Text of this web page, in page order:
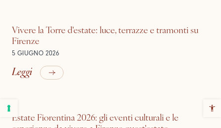
Vivere la Torre d'estate: luce, terrazze e tramonti su
Firenze
5 GIUGNO 2026
Leggi
Estate Fiorentina 2026: gli eventi culturali e le